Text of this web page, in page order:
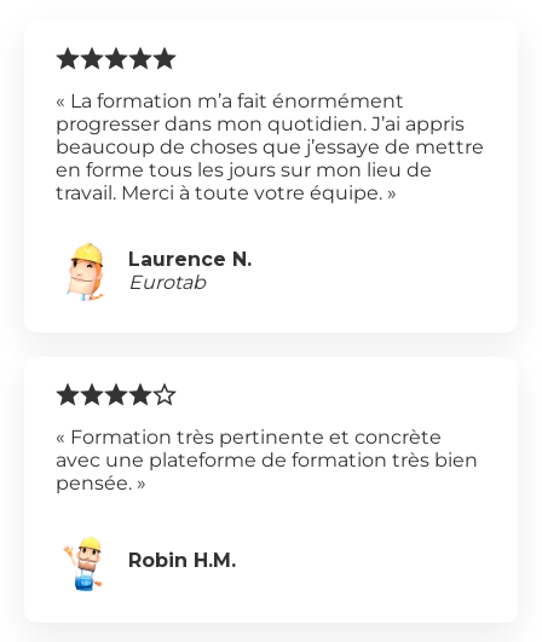
« La formation m’a fait énormément
progresser dans mon quotidien. J’ai appris
beaucoup de choses que j’essaye de mettre
en forme tous les jours sur mon lieu de
travail. Merci à toute votre équipe. »
Laurence N.
Eurotab
« Formation très pertinente et concrète
avec une plateforme de formation très bien
pensée. »
Robin H.M.